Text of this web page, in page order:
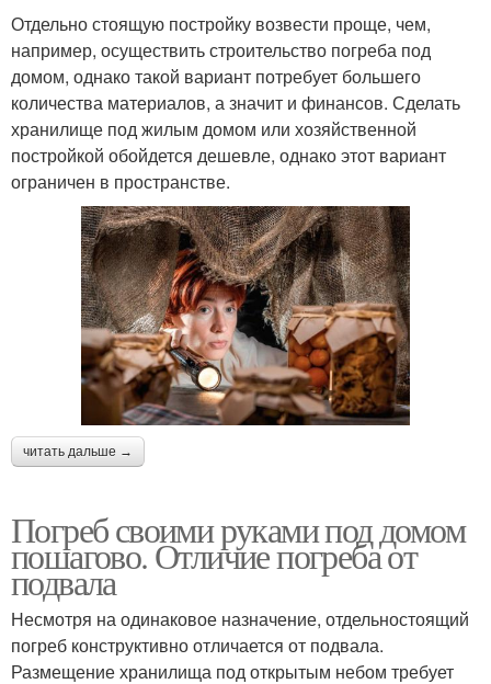
Отдельно стоящую постройку возвести проще, чем,
например, осуществить строительство погреба под
домом, однако такой вариант потребует большего
количества материалов, а значит и финансов. Сделать
хранилище под жилым домом или хозяйственной
постройкой обойдется дешевле, однако этот вариант
ограничен в пространстве.
читать дальше →
Погреб своими руками под домом
пошагово. Отличие погреба от
подвала
Несмотря на одинаковое назначение, отдельностоящий
погреб конструктивно отличается от подвала.
Размещение хранилища под открытым небом требует